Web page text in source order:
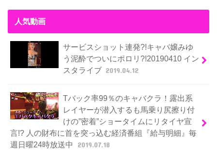
人気動画
サービスショット連発?!キャバ嬢みゆ
う泥酔でついにポロリ?!20190410 イン
スタライブ 2019.04.12
Tバック率99％のキャバクラ！露出系
レイヤーが潜入するも馬乗り尻擦り付
けの”密着”ショータイムにリタイヤ宣
言!? 人の財布に首を突っ込む経済番組『給与明細』毎
週日曜24時放送中
2019.07.18